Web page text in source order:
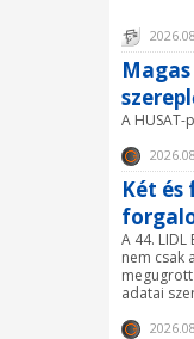
A
Két és
A 44.
nem csak
adatai